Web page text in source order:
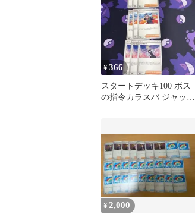
¥366
スタートデッキ100 ボス
の指令カラスバ ジャッジ
¥2,000